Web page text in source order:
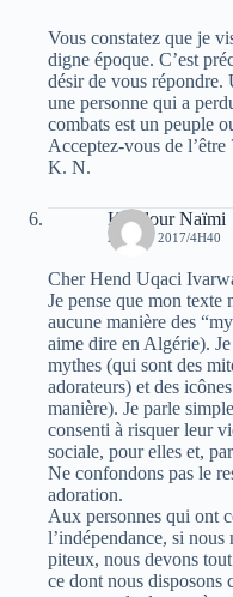
Vous constatez que je
digne époque. C’est
désir de vous répondre.
une personne qui a
combats est un peuple
Acceptez-vous de l’être
K. N.
Kaddour Naïmi
29 JUIN 2017/4H40
Cher Hend Uqaci
Je pense que mon texte
aucune manière des
aime dire en Algérie).
mythes (qui sont des
adorateurs) et des
manière). Je parle
consenti à risquer leur
sociale, pour elles et,
Ne confondons pas le
adoration.
Aux personnes qui ont
l’indépendance, si nous
piteux, nous devons
ce dont nous disposons